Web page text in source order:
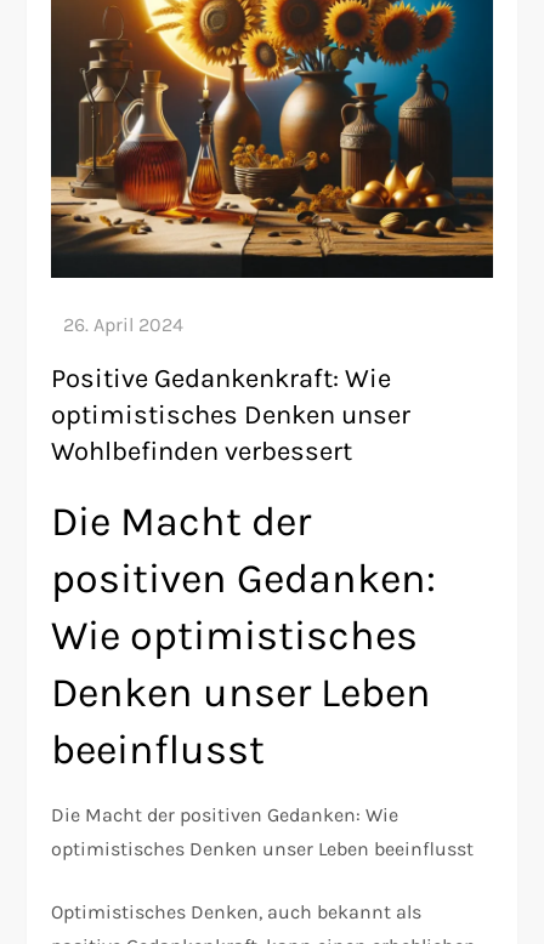
Positive Gedankenkraft: Wie
optimistisches Denken unser
Wohlbefinden verbessert
Die Macht der
positiven Gedanken:
Wie optimistisches
Denken unser Leben
beeinflusst
Die Macht der positiven Gedanken: Wie
optimistisches Denken unser Leben beeinflusst
Optimistisches Denken, auch bekannt als